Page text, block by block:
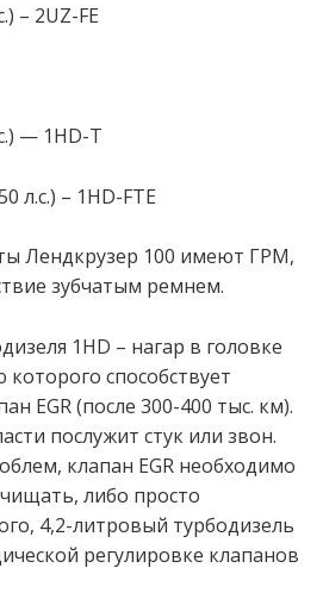
– 2UZ-FE
— 1HD-T
л.с.) – 1HD-FTE
Лендкрузер 100 имеют ГРМ,
зубчатым ремнем.
1HD – нагар в головке
способствует
EGR (после 300-400 тыс. км).
послужит стук или звон.
клапан EGR необходимо
либо просто
4,2-литровый турбодизель
регулировке клапанов